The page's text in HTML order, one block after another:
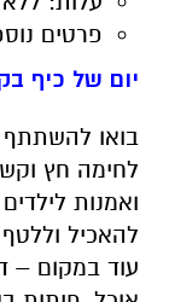
בואו להשתתף
לחימה חץ
ואמנות
עוד במקום –
אוכל, פיתות
ועוד.
בנוסף יוצא